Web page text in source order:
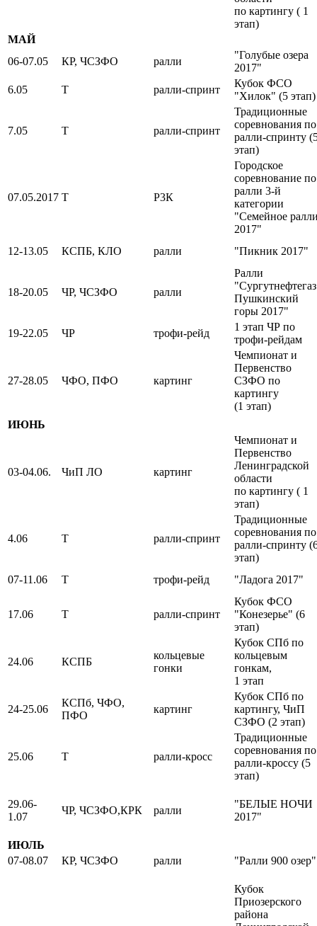
по картингу ( 1
этап)
МАЙ
06-07.05
КР, ЧСЗФО ралли
"Голубые озера
2017"
6.05
Т ралли-спринт
Кубок ФСО
"Хилок" (5 этап)
7.05 Т ралли-спринт
Традиционные
соревнования по
ралли-спринту
этап)
07.05.2017 Т Р3К
Городское
соревнование по
ралли 3-й
категории
"Семейное
2017"
12-13.05
КСПБ, КЛО ралли "Пикник 2017"
18-20.05 ЧР, ЧСЗФО ралли
Ралли
"Сургутнефтегаз
Пушкинский
горы 2017"
19-22.05
ЧР трофи-рейд
1 этап ЧР по
трофи-рейдам
27-28.05 ЧФО, ПФО картинг
Чемпионат и
Первенство
СЗФО по
картингу
(1 этап)
ИЮНЬ
03-04.06. ЧиП ЛО картинг
Чемпионат и
Первенство
Ленинградской
области
по картингу ( 1
этап)
4.06 Т ралли-спринт
Традиционные
соревнования по
ралли-спринту
этап)
07-11.06
Т трофи-рейд "Ладога 2017"
17.06 Т ралли-спринт
Кубок ФСО
"Конезерье" (6
этап)
24.06 КСПБ
кольцевые
гонки
Кубок СПб по
кольцевым
гонкам,
1 этап
24-25.06
КСПб, ЧФО,
ПФО
картинг
Кубок СПб по
картингу, ЧиП
СЗФО (2 этап)
25.06 Т ралли-кросс
Традиционные
соревнования по
ралли-кроссу (5
этап)
29.06-
1.07
ЧР, ЧСЗФО,КРК ралли
"БЕЛЫЕ НОЧИ
2017"
ИЮЛЬ
07-08.07
КР, ЧСЗФО ралли "Ралли 900 озер"
Кубок
Приозерского
района